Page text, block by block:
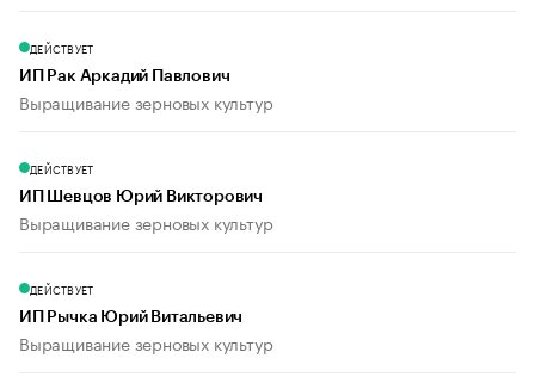
ДЕЙСТВУЕТ
ИП Рак Аркадий Павлович
Выращивание зерновых культур
ДЕЙСТВУЕТ
ИП Шевцов Юрий Викторович
Выращивание зерновых культур
ДЕЙСТВУЕТ
ИП Рычка Юрий Витальевич
Выращивание зерновых культур